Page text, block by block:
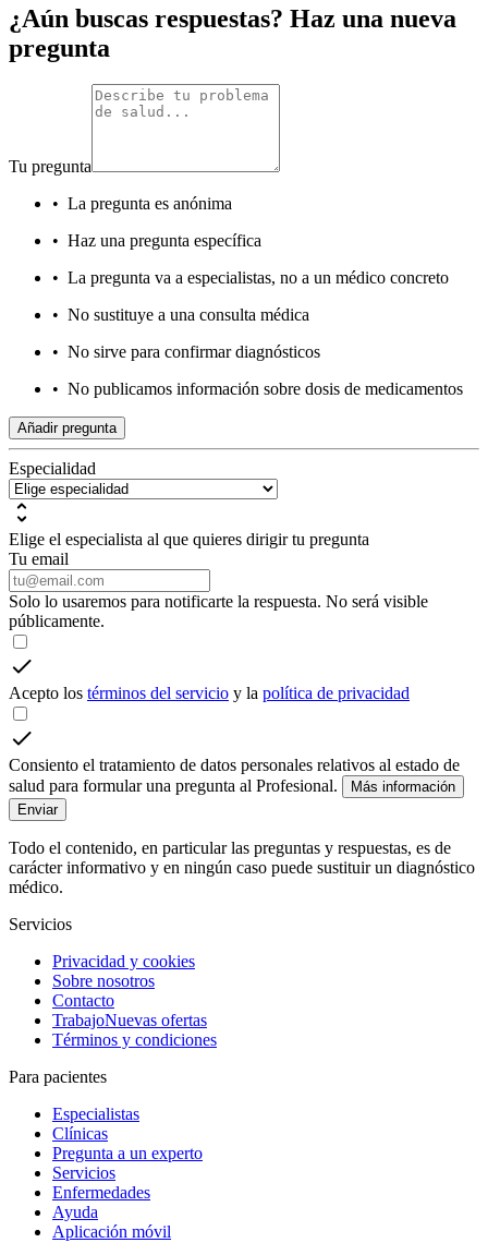
¿Aún buscas respuestas? Haz una nueva
pregunta
Tu pregunta
• La pregunta es anónima
• Haz una pregunta específica
• La pregunta va a especialistas, no a un médico concreto
• No sustituye a una consulta médica
• No sirve para confirmar diagnósticos
• No publicamos información sobre dosis de medicamentos
Añadir pregunta
Especialidad
Elige el especialista al que quieres dirigir tu pregunta
Tu email
Solo lo usaremos para notificarte la respuesta. No será visible
públicamente.
Acepto los términos del servicio y la política de privacidad
Consiento el tratamiento de datos personales relativos al estado de
salud para formular una pregunta al Profesional.
Más información
Enviar
Todo el contenido, en particular las preguntas y respuestas, es de
carácter informativo y en ningún caso puede sustituir un diagnóstico
médico.
Servicios
Privacidad y cookies
Sobre nosotros
Contacto
TrabajoNuevas ofertas
Términos y condiciones
Para pacientes
Especialistas
Clínicas
Pregunta a un experto
Servicios
Enfermedades
Ayuda
Aplicación móvil